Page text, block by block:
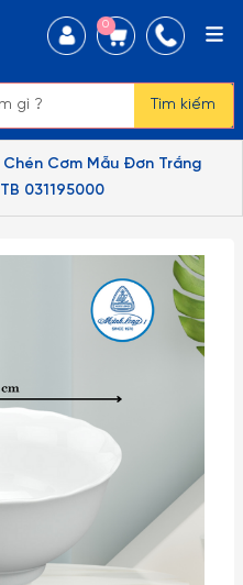
Tìm kiếm
0
Chén Cơm Mẫu Đơn Trắng
031195000